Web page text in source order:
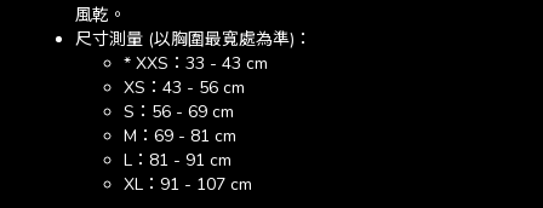
風乾。
尺寸測量 (以胸圍最寬處為準)：
* XXS：33 - 43 cm
XS：43 - 56 cm
S：56 - 69 cm
M：69 - 81 cm
L：81 - 91 cm
XL：91 - 107 cm